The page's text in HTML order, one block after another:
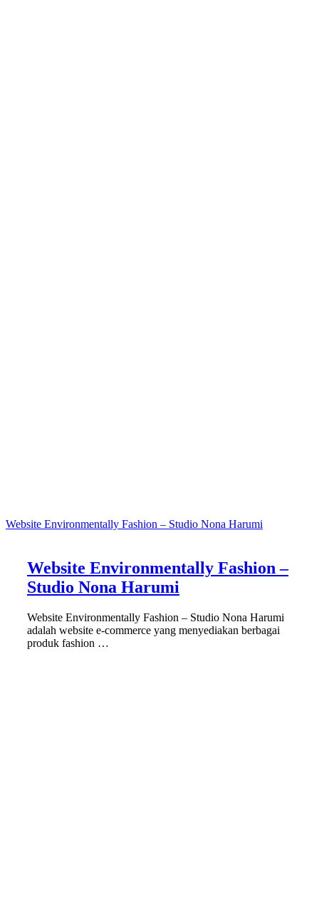
Website Environmentally Fashion – Studio Nona Harumi
Website Environmentally Fashion –
Studio Nona Harumi
Website Environmentally Fashion – Studio Nona Harumi
adalah website e-commerce yang menyediakan berbagai
produk fashion …